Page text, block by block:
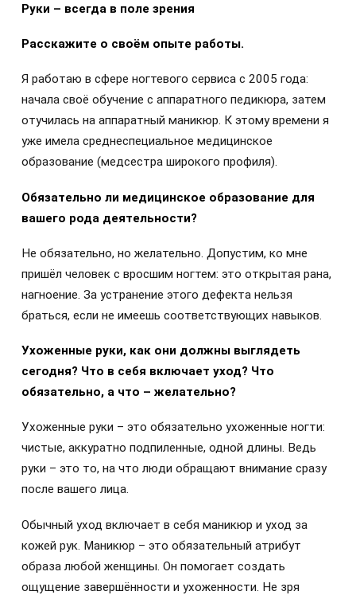
Руки – всегда в поле зрения
Расскажите о своём опыте работы.
Я работаю в сфере ногтевого сервиса с 2005 года:
начала своё обучение с аппаратного педикюра, затем
отучилась на аппаратный маникюр. К этому времени я
уже имела среднеспециальное медицинское
образование (медсестра широкого профиля).
Обязательно ли медицинское образование для
вашего рода деятельности?
Не обязательно, но желательно. Допустим, ко мне
пришёл человек с вросшим ногтем: это открытая рана,
нагноение. За устранение этого дефекта нельзя
браться, если не имеешь соответствующих навыков.
Ухоженные руки, как они должны выглядеть
сегодня? Что в себя включает уход? Что
обязательно, а что – желательно?
Ухоженные руки – это обязательно ухоженные ногти:
чистые, аккуратно подпиленные, одной длины. Ведь
руки – это то, на что люди обращают внимание сразу
после вашего лица.
Обычный уход включает в себя маникюр и уход за
кожей рук. Маникюр – это обязательный атрибут
образа любой женщины. Он помогает создать
ощущение завершённости и ухоженности. Не зря